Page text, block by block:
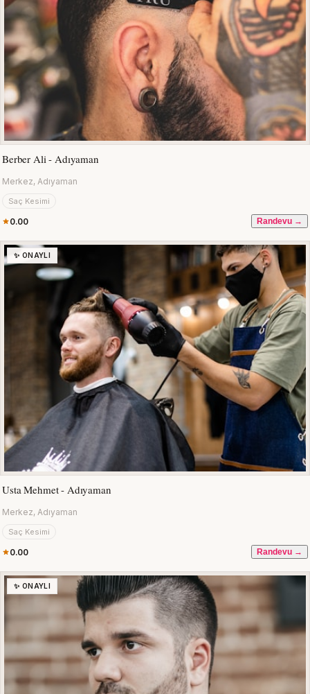
Berber Ali - Adıyaman
Merkez, Adıyaman
Saç Kesimi
0.00 Randevu →
✨ ONAYLI
Usta Mehmet - Adıyaman
Merkez, Adıyaman
Saç Kesimi
0.00 Randevu →
✨ ONAYLI